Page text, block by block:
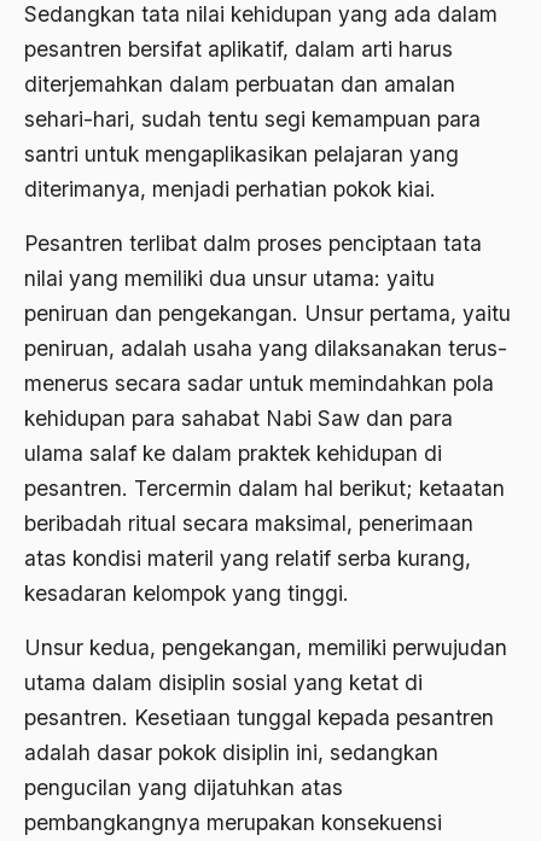
Sedangkan tata nilai kehidupan yang ada dalam
pesantren bersifat aplikatif, dalam arti harus
diterjemahkan dalam perbuatan dan amalan
sehari-hari, sudah tentu segi kemampuan para
santri untuk mengaplikasikan pelajaran yang
diterimanya, menjadi perhatian pokok kiai.
Pesantren terlibat dalm proses penciptaan tata
nilai yang memiliki dua unsur utama: yaitu
peniruan dan pengekangan. Unsur pertama, yaitu
peniruan, adalah usaha yang dilaksanakan terus-
menerus secara sadar untuk memindahkan pola
kehidupan para sahabat Nabi Saw dan para
ulama salaf ke dalam praktek kehidupan di
pesantren. Tercermin dalam hal berikut; ketaatan
beribadah ritual secara maksimal, penerimaan
atas kondisi materil yang relatif serba kurang,
kesadaran kelompok yang tinggi.
Unsur kedua, pengekangan, memiliki perwujudan
utama dalam disiplin sosial yang ketat di
pesantren. Kesetiaan tunggal kepada pesantren
adalah dasar pokok disiplin ini, sedangkan
pengucilan yang dijatuhkan atas
pembangkangnya merupakan konsekuensi
ahmad wahib
Ahmad Wahid
Ahmadiyah
AIDS
Airport Changi
Airport Noto Hadi Negoro
Ajaran AGama
Ajaran Agama Islam
ajaran kemasyarakatan
Ajengan SIngaparna
akhlak
Akhlaq
Akidah